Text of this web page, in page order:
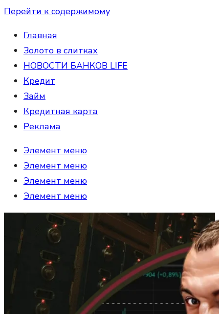
Перейти к содержимому
Главная
Золото в слитках
НОВОСТИ БАНКОВ LIFE
Кредит
Займ
Кредитная карта
Реклама
Элемент меню
Элемент меню
Элемент меню
Элемент меню